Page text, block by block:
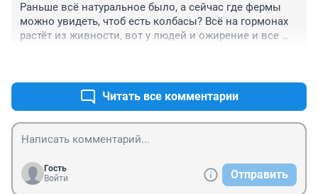
Раньше всё натуральное было, а сейчас где фермы
можно увидеть, чтоб есть колбасы? Всё на гормонах
растёт из живности, вот у людей и ожирение и все
Читать все комментарии
Гость
Войти
Отправить